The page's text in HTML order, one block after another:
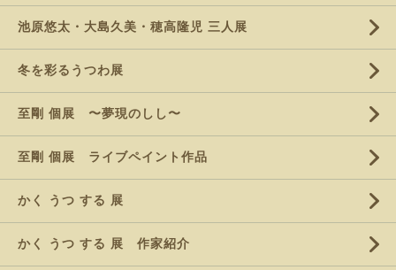
池原悠太・大島久美・穂高隆児 三人展
冬を彩るうつわ展
至剛 個展 〜夢現のしし〜
至剛 個展 ライブペイント作品
かく うつ する 展
かく うつ する 展 作家紹介